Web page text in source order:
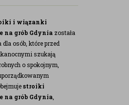
i wiązanki
na grób Gdynia została
osób, które przed
szukają
o spokojnym,
stroiki
na grób Gdynia